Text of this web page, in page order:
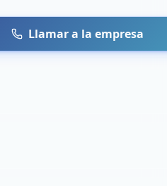
Llamar a la empresa